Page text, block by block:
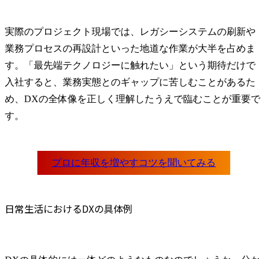
実際のプロジェクト現場では、レガシーシステムの刷新や
業務プロセスの再設計といった地道な作業が大半を占めま
す。「最先端テクノロジーに触れたい」という期待だけで
入社すると、業務実態とのギャップに苦しむことがあるた
め、DXの全体像を正しく理解したうえで臨むことが重要で
す。
日常生活におけるDXの具体例